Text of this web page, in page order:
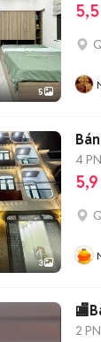
5
3
4 PN
2 PN